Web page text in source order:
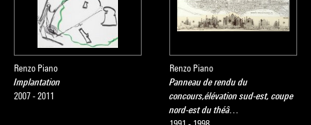
Renzo Piano
Implantation
2007 - 2011
Renzo Piano
Panneau de rendu du
concours,élévation sud-est, coupe
nord-est du théâ…